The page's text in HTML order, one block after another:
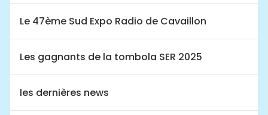
Le 47ème Sud Expo Radio de Cavaillon
Les gagnants de la tombola SER 2025
les dernières news